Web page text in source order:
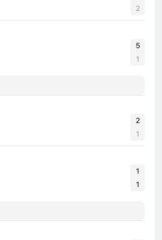
2
5
1
2
1
1
1